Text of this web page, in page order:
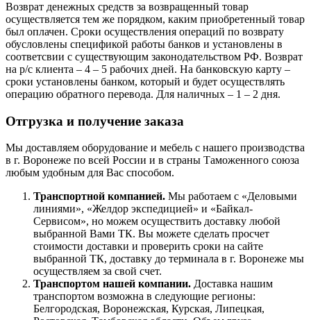
Возврат денежных средств за возвращенный товар
осуществляется тем же порядком, каким приобретенный товар
был оплачен. Сроки осуществления операций по возврату
обусловлены спецификой работы банков и установлены в
соответсвии с существующим законодательством РФ. Возврат
на р/с клиента – 4 – 5 рабочих дней. На банковскую карту –
сроки установлены банком, который и будет осуществлять
операцию обратного перевода. Для наличных – 1 – 2 дня.
Отгрузка и получение заказа
Мы доставляем оборудование и мебель с нашего производства
в г. Воронеже по всей России и в страны Таможенного союза
любым удобным для Вас способом.
Транспортной компанией. Мы работаем с «Деловыми
линиями», «Желдор экспедицией» и «Байкал-
Сервисом», но можем осуществить доставку любой
выбранной Вами ТК. Вы можете сделать просчет
стоимости доставки и проверить сроки на сайте
выбранной ТК, доставку до терминала в г. Воронеже мы
осуществляем за свой счет.
Транспортом нашей компании. Доставка нашим
транспортом возможна в следующие регионы:
Белгородская, Воронежская, Курская, Липецкая,